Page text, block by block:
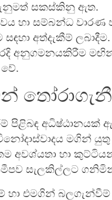
සකස්කිනු ඇත.
හා සම්බන්ධ වාරණ
අත්දැකීම් ලබාදීම.
අනුගමනයකිරීම
පිළිබඳ අධිෂ්ඨානයක්
මගින් යුතු
අවශ්යතා හා
සැලකිල්ලට
එමගින් බලගැන්වීම්